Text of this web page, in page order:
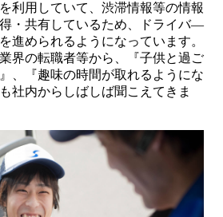
利用していて、渋滞情報等の情報
・共有しているため、ドライバ―
進められるようになっています。
界の転職者等から、『子供と過ご
、『趣味の時間が取れるようにな
社内からしばしば聞こえてきま